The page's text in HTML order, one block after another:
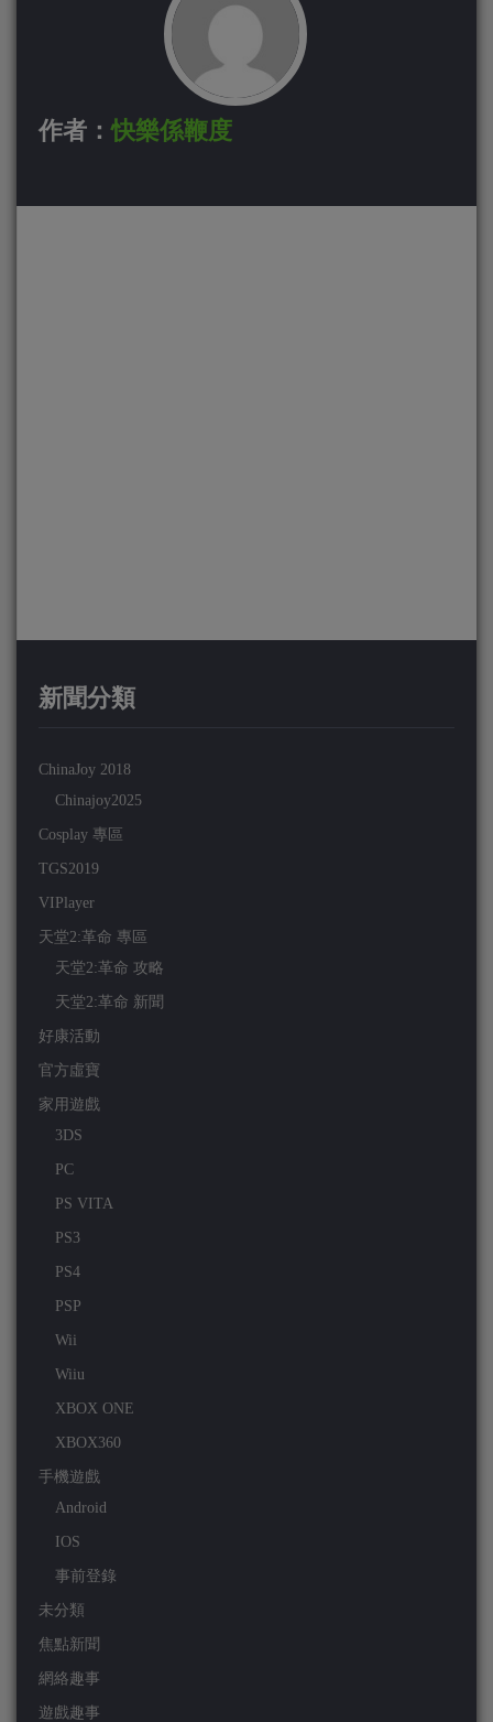
作者：快樂係鞭度
新聞分類
ChinaJoy 2018
Chinajoy2025
Cosplay 專區
TGS2019
VIPlayer
天堂2:革命 專區
天堂2:革命 攻略
天堂2:革命 新聞
好康活動
官方虛寶
家用遊戲
3DS
PC
PS VITA
PS3
PS4
PSP
Wii
Wiiu
XBOX ONE
XBOX360
手機遊戲
Android
IOS
事前登錄
未分類
焦點新聞
網絡趣事
遊戲趣事